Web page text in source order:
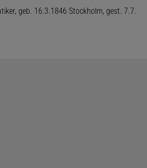
geb. 16.3.1846 Stockholm, gest. 7.7.